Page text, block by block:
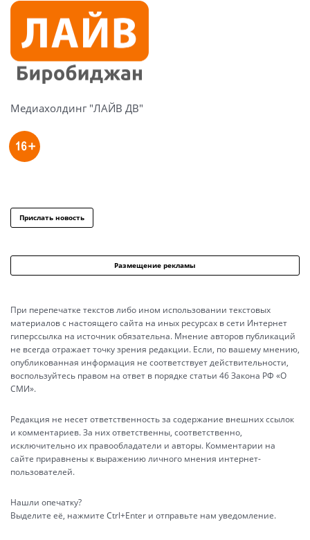
Медиахолдинг "ЛАЙВ ДВ"
Прислать новость
Размещение рекламы
При перепечатке текстов либо ином использовании текстовых
материалов с настоящего сайта на иных ресурсах в сети Интернет
гиперссылка на источник обязательна. Мнение авторов публикаций
не всегда отражает точку зрения редакции. Если, по вашему мнению,
опубликованная информация не соответствует действительности,
воспользуйтесь правом на ответ в порядке статьи 46 Закона РФ «О
СМИ».
Редакция не несет ответственность за содержание внешних ссылок
и комментариев. За них ответственны, соответственно,
исключительно их правообладатели и авторы. Комментарии на
сайте приравнены к выражению личного мнения интернет-
пользователей.
Нашли опечатку?
Выделите её, нажмите Ctrl+Enter и отправьте нам уведомление.